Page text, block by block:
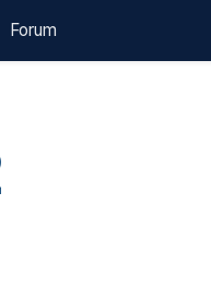
Forum